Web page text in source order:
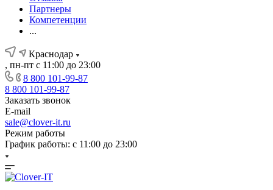
Партнеры
Компетенции
...
Краснодар
, пн-пт с 11:00 до 23:00
8 800 101-99-87
8 800 101-99-87
Заказать звонок
E-mail
sale@clover-it.ru
Режим работы
График работы: с 11:00 до 23:00